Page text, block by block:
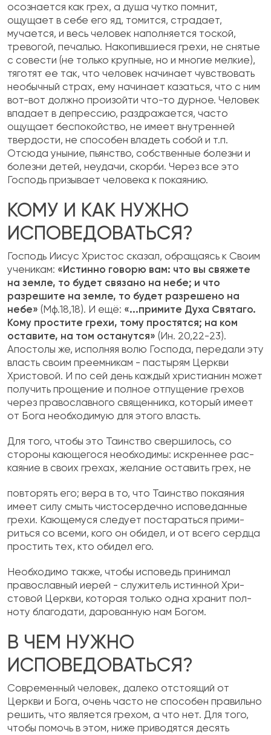
осознается как грех, а душа чутко помнит,
ощущает в себе его яд, то­мится, страдает,
мучается, и весь человек напол­няется тоской,
тревогой, печалью. Накопившиеся грехи, не снятые
с совести (не только крупные, но и многие мелкие),
тяготят ее так, что человек на­чинает чувствовать
необычный страх, ему начина­ет казаться, что с ним
вот-вот должно произойти что-то дурное. Человек
впадает в депрессию, раз­дражается, часто
ощущает беспокойство, не имеет внутренней
твердости, не способен владеть собой и т.п.
Отсюда уныние, пьянство, собственные бо­лезни и
болезни детей, неудачи, скорби. Через все это
Господь призывает человека к покаянию.
КОМУ И КАК НУЖНО
ИСПОВЕДОВАТЬСЯ?
Господь Иисус Христос сказал, обращаясь к Своим
ученикам: «Истинно говорю вам: что вы свяжете
на земле, то будет связано на небе; и что
разрешите на земле, то будет разре­шено на
небе» (Мф.18,18). И ещё: «...прими­те Духа Святаго.
Кому простите грехи, тому простятся; на ком
оставите, на том останут­ся» (Ин. 20,22-23).
Апостолы же, исполняя волю Господа, передали эту
власть своим преемни­кам - пастырям Церкви
Христовой. И по сей день каждый христианин может
получить прощение и полное отпущение грехов
через православного священника, который имеет
от Бога необходимую для этого власть.
Для того, чтобы это Таинство свершилось, со
стороны кающегося необходимы: искреннее рас­
каяние в своих грехах, желание оставить грех, не
повторять его; вера в то, что Таинство покаяния
имеет силу смыть чистосердечно исповеданные
грехи. Кающемуся следует постараться прими­
риться со всеми, кого он обидел, и от всего серд­ца
простить тех, кто обидел его.
Необходимо также, чтобы исповедь принимал
православный иерей - служитель истинной Хри­
стовой Церкви, которая только одна хранит пол­
ноту благодати, дарованную нам Богом.
В ЧЕМ НУЖНО
ИСПОВЕДОВАТЬСЯ?
Современный человек, далеко отстоящий от
Церкви и Бога, очень часто не способен правиль­но
решить, что является грехом, а что нет. Для того,
чтобы помочь в этом, ниже приводятся де­сять